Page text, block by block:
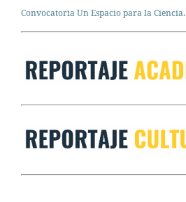
Convocatoria Un Espacio para la Ciencia.